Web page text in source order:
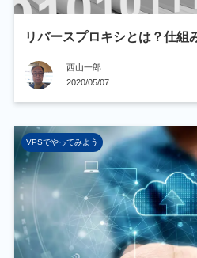
リバースプロキシとは？仕組
西山一郎
2020/05/07
VPSでやってみよう